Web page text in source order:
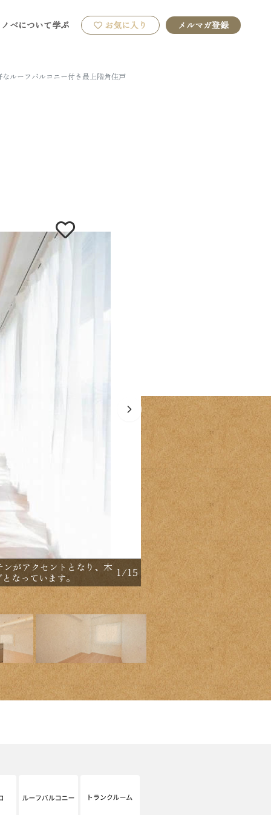
ベについて学ぶ お気に入り メルマガ登録
ルーフバルコニー付き最上階角住戸
がアクセントとなり、木
なっています。
1/15
【間取り：3LDK】専有
ローゼット付きの約7.1帖
います。ルーフバルコニ